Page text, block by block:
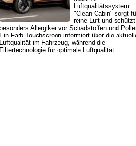
Luftqualitätssystem
"Clean Cabin" sorgt
reine Luft und schützt
besonders Allergiker vor Schadstoffen und
Ein Farb-Touchscreen informiert über die
Luftqualität im Fahrzeug, während die
Filtertechnologie für optimale Luftqualität...